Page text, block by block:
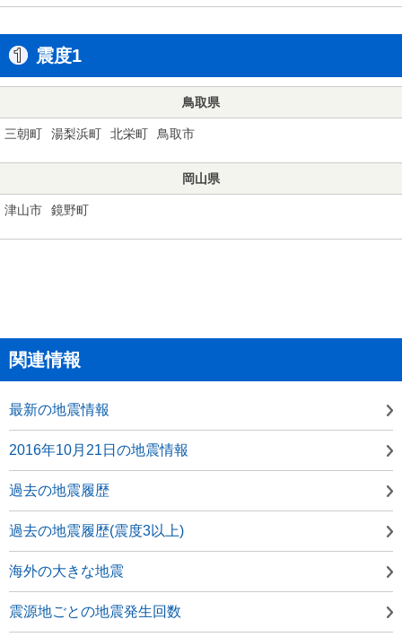
震度1
鳥取県
三朝町 湯梨浜町 北栄町 鳥取市
岡山県
津山市 鏡野町
関連情報
最新の地震情報
2016年10月21日の地震情報
過去の地震履歴
過去の地震履歴(震度3以上)
海外の大きな地震
震源地ごとの地震発生回数